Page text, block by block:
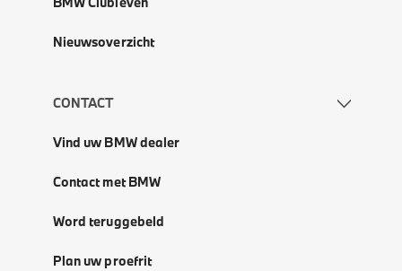
Nieuwsoverzicht
CONTACT
Vind uw BMW dealer
Contact met BMW
Word teruggebeld
Plan uw proefrit